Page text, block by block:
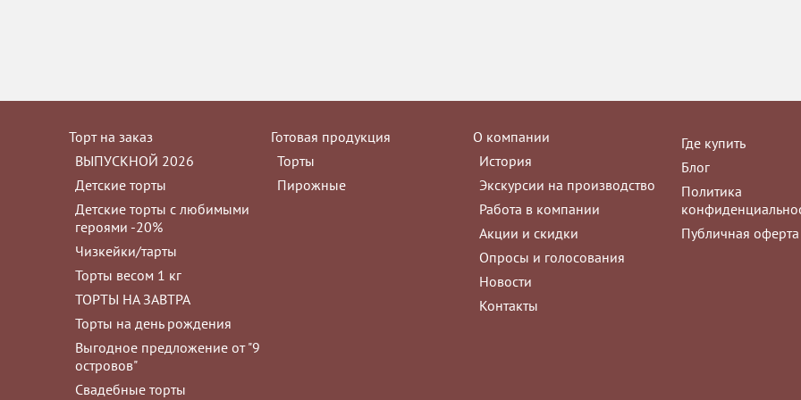
Торт на заказ
ВЫПУСКНОЙ 2026
Детские торты
Детские торты с любимыми
героями -20%
Чизкейки/тарты
Торты весом 1 кг
ТОРТЫ НА ЗАВТРА
Торты на день рождения
Выгодное предложение от "9
островов"
Свадебные торты
Готовая продукция
Торты
Пирожные
О компании
История
Экскурсии на производство
Работа в компании
Акции и скидки
Опросы и голосования
Новости
Контакты
Где купить
Блог
Политика
Публичная оферта